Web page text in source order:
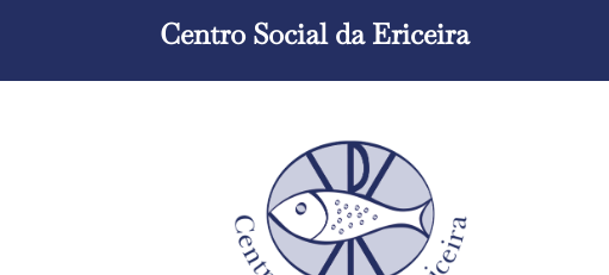
Centro Social da Ericeira